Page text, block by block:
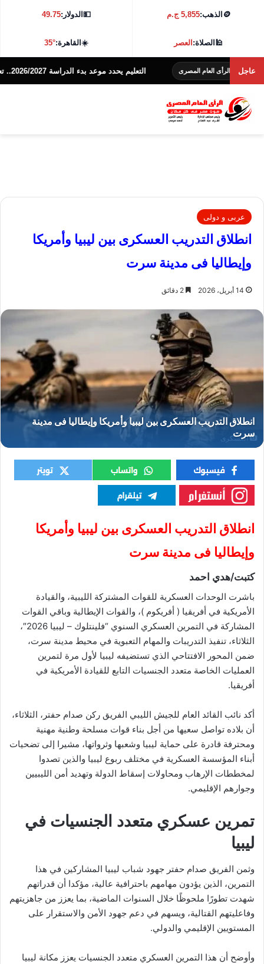
🪙 الذهب:5,855 ج.م 💵الدولار:49.75
🕌الصلاة:العصر ☀️القاهرة:35°
عاجلالعام المصرى التعليم يحدد موعد بدء الدراسة 2026/2027.. تعرف على التفاصيل
عربى و دولى
انطلاق التدريب العسكرى بين ليبيا وأمريكا
وإيطاليا فى مدينة سرت
14 أبريل، 2026
العسكرى
انطلاق التدريب العسكرى بين ليبيا وأمريكا
وإيطاليا فى مدينة سرت
كتبت/هدي احمد
باشرت الوحدات العسكرية للقوات المشتركة الليبية، والقيادة
الأمريكية في أفريقيا ( أفريكوم )، والقوات الإيطالية وباقي القوات
المشاركة في التمرين العسكري السنوي “فلينتلوك – ليبيا 2026″،
الثلاثاء، تنفيذ التدريبات والمهام التعبوية في محيط مدينة سرت،
ضمن المحور الافتتاحي الذي تستضيفه ليبيا لأول مرة لتمرين
العمليات الخاصة متعدد الجنسيات التابع للقيادة الأمريكية في
أفريقيا.
أكد نائب القائد العام للجيش الليبي الفريق ركن صدام حفتر، الثلاثاء،
أن بلاده تواصل سعيها من أجل بناء قوات مسلحة وطنية مهنية
ومحترفة قادرة على حماية ليبيا وشعبها وثرواتها، مشيرا إلى تضحيات
أبناء المؤسسة العسكرية في مختلف ربوع ليبيا والذين تصدوا
لمخططات الإرهاب ومحاولات إسقاط الدولة وتهديد أمن الليبيين
وجوارهم الإقليمي.
تمرين عسكري متعدد الجنسيات في
ليبيا
وثمن الفريق صدام حفتر جهود شباب ليبيا المشاركين في هذا
التمرين، الذين يؤدون مهامهم باحترافية عالية، مؤكدا أن قدراتهم
شهدت تطورًا ملحوظًا خلال السنوات الماضية، بما يعزز من جاهزيتهم
وفاعليتهم القتالية، ويسهم في دعم جهود الأمن والاستقرار على
المستويين الإقليمي والدولي.
وأوضح أن هذا التمرين العسكري متعدد الجنسيات يعزز مكانة ليبيا